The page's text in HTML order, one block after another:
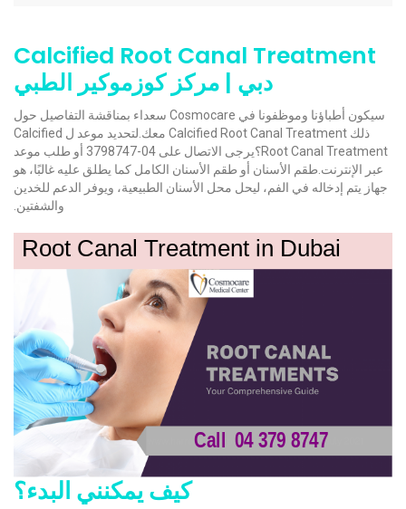
Calcified Root Canal Treatment
دبي | مركز كوزموكير الطبي
سيكون أطباؤنا وموظفونا في Cosmocare سعداء بمناقشة التفاصيل حول
ذلك Calcified Root Canal Treatment معك.لتحديد موعد ل Calcified
Root Canal Treatment؟يرجى الاتصال على 04-3798747 أو طلب موعد
عبر الإنترنت.طقم الأسنان أو طقم الأسنان الكامل كما يطلق عليه غالبًا، هو
جهاز يتم إدخاله في الفم، ليحل محل الأسنان الطبيعية، ويوفر الدعم للخدين
والشفتين.
كيف يمكنني البدء؟